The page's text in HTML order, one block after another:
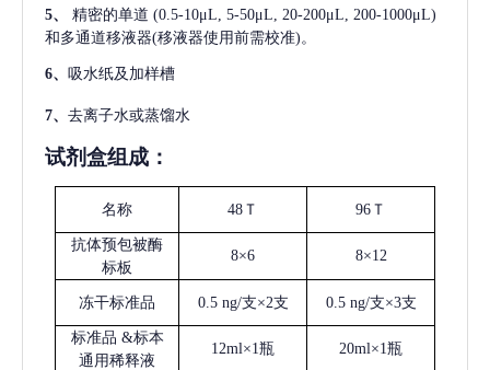
5、 精密的单道 (0.5-10μL, 5-50μL, 20-200μL, 200-1000μL)
和多通道移液器(移液器使用前需校准)。
6、 吸水纸及加样槽
7、 去离子水或蒸馏水
试剂盒组成：
名称 48Ｔ 96Ｔ
抗体预包被酶
标板
8×6 8×12
冻干标准品 0.5 ng/支×2支 0.5 ng/支×3支
标准品 &标本
通用稀释液
12ml×1瓶 20ml×1瓶